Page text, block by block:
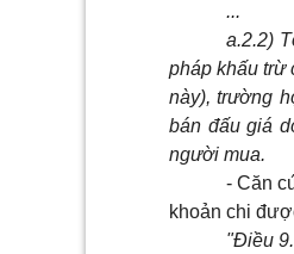
...
a.2.2)
pháp khấu trừ
này), trường
bán đấu giá
người muа.
- Căn
khoản chi
"Điều